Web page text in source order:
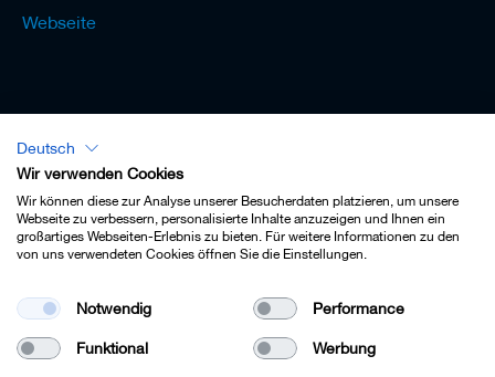
Webseite
Lexikon - Deutsch
Impressum
Kontakt
Deutsch
Wir verwenden Cookies
Wir können diese zur Analyse unserer Besucherdaten platzieren, um unsere
Webseite zu verbessern, personalisierte Inhalte anzuzeigen und Ihnen ein
großartiges Webseiten-Erlebnis zu bieten. Für weitere Informationen zu den
von uns verwendeten Cookies öffnen Sie die Einstellungen.
Notwendig Performance
Funktional Werbung